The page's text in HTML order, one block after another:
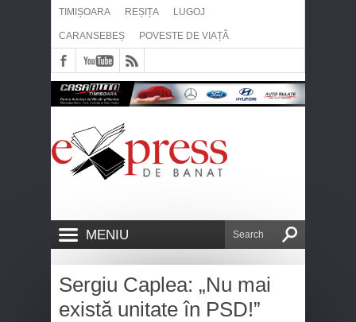
TIMIȘOARA REȘIȚA LUGOJ
CARANSEBEȘ POVESTE DE VIAȚĂ
MENIU
Sergiu Caplea: „Nu mai
există unitate în PSD!”